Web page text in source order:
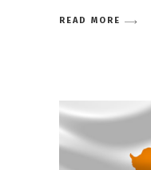
READ MORE